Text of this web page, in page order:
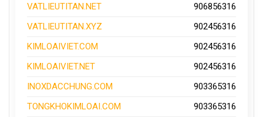
VATLIEUTITAN.NET
906856316
VATLIEUTITAN.XYZ
902456316
KIMLOAIVIET.COM
902456316
KIMLOAIVIET.NET
902456316
INOXDACCHUNG.COM
903365316
TONGKHOKIMLOAI.COM
903365316